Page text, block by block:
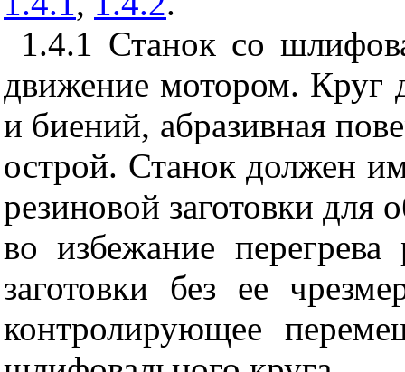
1.4.1 Станок со
движение мотором. Круг
и биений, абразивная
острой. Станок должен
резиновой заготовки для
во избежание перегрева
заготовки без ее
контролирующее